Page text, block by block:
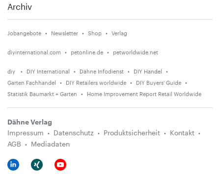
Archiv
Jobangebote Newsletter Shop Verlag
diyinternational.com petonline.de petworldwide.net
diy DIY International Dähne Infodienst
DIY Handel
Garten Fachhandel
DIY Retailers worldwide
DIY Buyers' Guide
Statistik Baumarkt + Garten
Home Improvement Report Retail Worldwide
Dähne Verlag
Impressum
Datenschutz Produktsicherheit
Kontakt
AGB
Mediadaten